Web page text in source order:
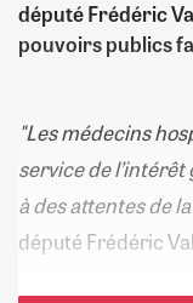
député Frédéric
pouvoirs publics
"Les médecins
service de
à des attentes de
député Frédéric